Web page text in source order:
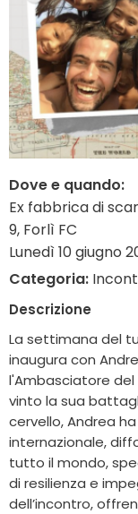
Dove e quando:
Ex fabbrica di
9, Forlì FC
Lunedì 10 giugno
Categoria:
Descrizione
La settimana del
inaugura con
l'Ambasciatore del
vinto la sua
cervello, Andrea
internazionale,
tutto il mondo,
di resilienza e
dell’incontro,